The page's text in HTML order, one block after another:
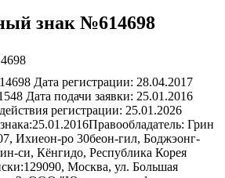
знак №614698
Дата регистрации: 28.04.2017
Дата подачи заявки: 25.01.2016
регистрации: 25.01.2026
25.01.2016Правообладатель: Грин
Ихиеон-ро 30беон-гил, Боджэонг-
си, Кёнгидо, Республика Корея
129090, Москва, ул. Большая